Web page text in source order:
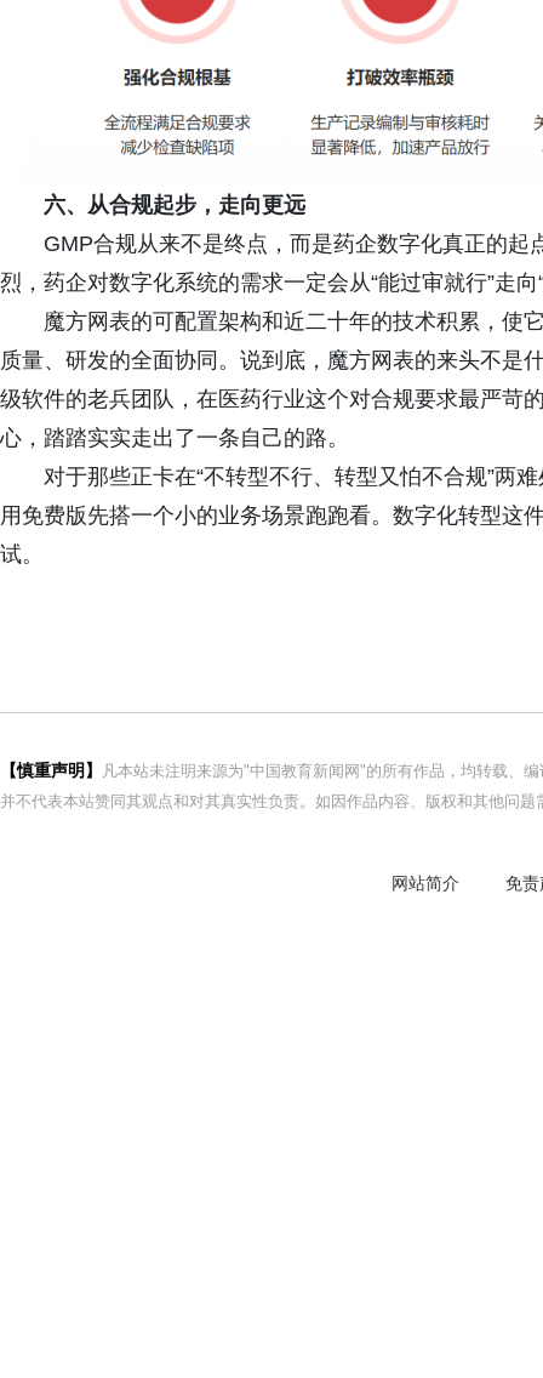
六、从合规起步，走向更远
GMP合规从来不是终点，而是药企数字化真正的
烈，药企对数字化系统的需求一定会从“能过审就行”走
魔方网表的可配置架构和近二十年的技术积累，使
质量、研发的全面协同。说到底，魔方网表的来头不是
级软件的老兵团队，在医药行业这个对合规要求最严苛
心，踏踏实实走出了一条自己的路。
对于那些正卡在“不转型不行、转型又怕不合规”两
用免费版先搭一个小的业务场景跑跑看。数字化转型这
试。
【慎重声明】
凡本站未注明来源为"中国教育新闻网"的所有作品，均转载、
并不代表本站赞同其观点和对其真实性负责。如因作品内容、版权和其他问
网站简介 免责